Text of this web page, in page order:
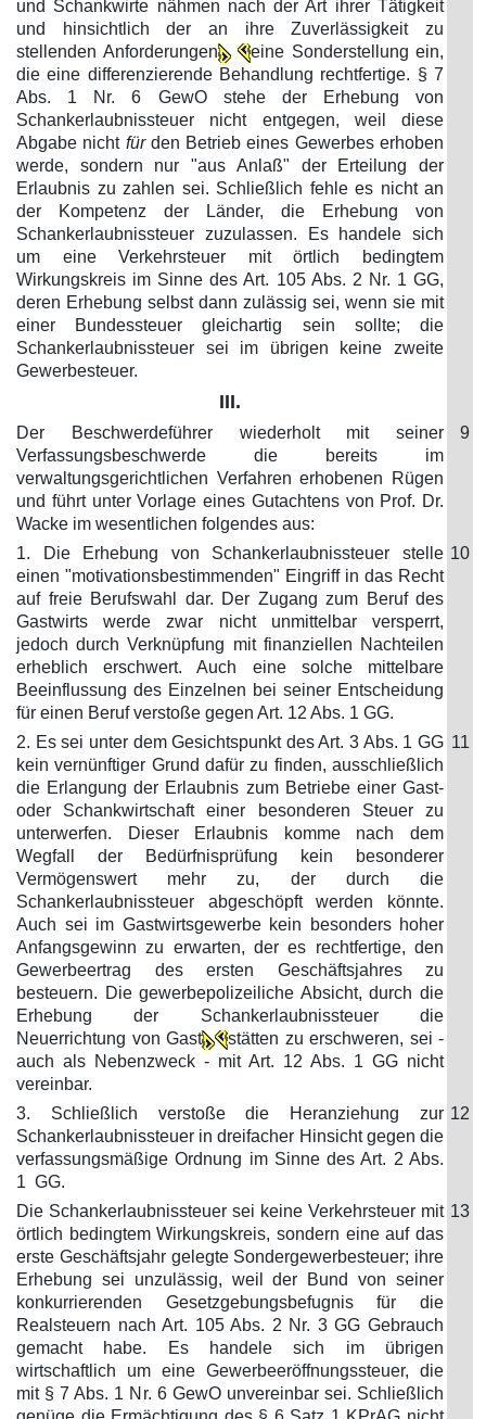
und Schankwirte nähmen nach der Art ihrer Tätigkeit
und hinsichtlich der an ihre Zuverlässigkeit zu
stellenden Anforderungen
eine Sonderstellung ein,
die eine differenzierende Behandlung rechtfertige. § 7
Abs. 1 Nr. 6 GewO stehe der Erhebung von
Schankerlaubnissteuer nicht entgegen, weil diese
Abgabe nicht fürden Betrieb eines Gewerbes erhoben
werde, sondern nur "aus Anlaß" der Erteilung der
Erlaubnis zu zahlen sei. Schließlich fehle es nicht an
der Kompetenz der Länder, die Erhebung von
Schankerlaubnissteuer zuzulassen. Es handele sich
um eine Verkehrsteuer mit örtlich bedingtem
Wirkungskreis im Sinne des Art. 105 Abs. 2 Nr. 1 GG,
deren Erhebung selbst dann zulässig sei, wenn sie mit
einer Bundessteuer gleichartig sein sollte; die
Schankerlaubnissteuer sei im übrigen keine zweite
Gewerbesteuer.
III.
Der Beschwerdeführer wiederholt mit seiner
Verfassungsbeschwerde die bereits im
verwaltungsgerichtlichen Verfahren erhobenen Rügen
und führt unter Vorlage eines Gutachtens von Prof. Dr.
Wacke im wesentlichen folgendes aus:
9
1. Die Erhebung von Schankerlaubnissteuer stelle
einen "motivationsbestimmenden" Eingriff in das Recht
auf freie Berufswahl dar. Der Zugang zum Beruf des
Gastwirts werde zwar nicht unmittelbar versperrt,
jedoch durch Verknüpfung mit finanziellen Nachteilen
erheblich erschwert. Auch eine solche mittelbare
Beeinflussung des Einzelnen bei seiner Entscheidung
für einen Beruf verstoße gegen Art. 12 Abs. 1 GG.
10
2. Es sei unter dem Gesichtspunkt des Art. 3 Abs. 1 GG
kein vernünftiger Grund dafür zu finden, ausschließlich
die Erlangung der Erlaubnis zum Betriebe einer Gast-
oder Schankwirtschaft einer besonderen Steuer zu
unterwerfen. Dieser Erlaubnis komme nach dem
Wegfall der Bedürfnisprüfung kein besonderer
Vermögenswert mehr zu, der durch die
Schankerlaubnissteuer abgeschöpft werden könnte.
Auch sei im Gastwirtsgewerbe kein besonders hoher
Anfangsgewinn zu erwarten, der es rechtfertige, den
Gewerbeertrag des ersten Geschäftsjahres zu
besteuern. Die gewerbepolizeiliche Absicht, durch die
Erhebung der Schankerlaubnissteuer die
Neuerrichtung von Gast
stätten zu erschweren, sei -
auch als Nebenzweck - mit Art. 12 Abs. 1 GG nicht
vereinbar.
11
3. Schließlich verstoße die Heranziehung zur
Schankerlaubnissteuer in dreifacher Hinsicht gegen die
verfassungsmäßige Ordnung im Sinne des Art. 2 Abs.
1 GG.
12
Die Schankerlaubnissteuer sei keine Verkehrsteuer mit
örtlich bedingtem Wirkungskreis, sondern eine auf das
erste Geschäftsjahr gelegte Sondergewerbesteuer; ihre
Erhebung sei unzulässig, weil der Bund von seiner
konkurrierenden Gesetzgebungsbefugnis für die
Realsteuern nach Art. 105 Abs. 2 Nr. 3 GG Gebrauch
gemacht habe. Es handele sich im übrigen
wirtschaftlich um eine Gewerbeeröffnungssteuer, die
mit § 7 Abs. 1 Nr. 6 GewO unvereinbar sei. Schließlich
13